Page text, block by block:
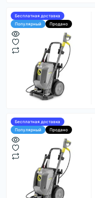
Бесплатная доставка
Популярный
Продано
Бесплатная доставка
Популярный
Продано